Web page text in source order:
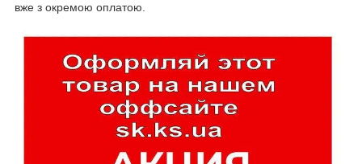
вже з окремою оплатою.